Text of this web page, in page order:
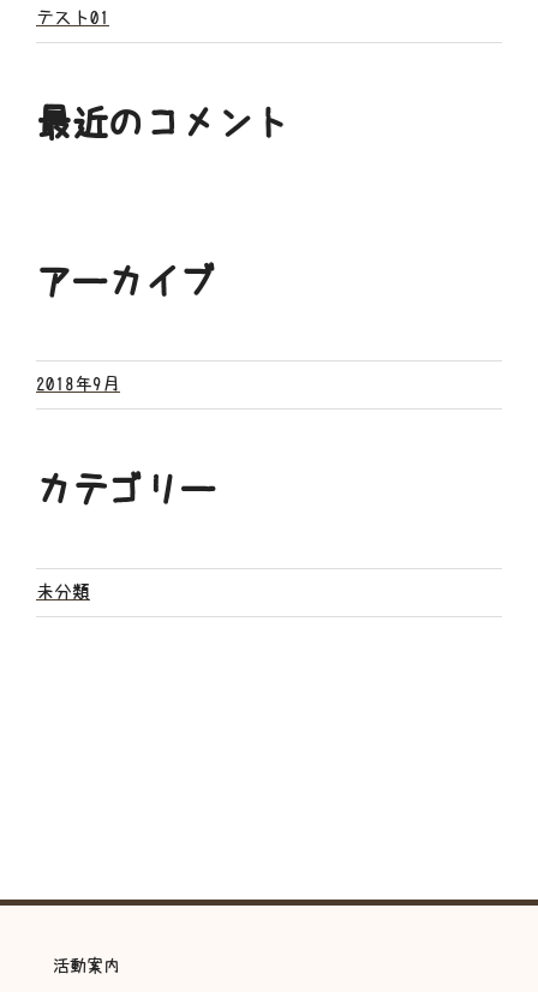
テスト01
最近のコメント
アーカイブ
2018年9月
カテゴリー
未分類
活動案内